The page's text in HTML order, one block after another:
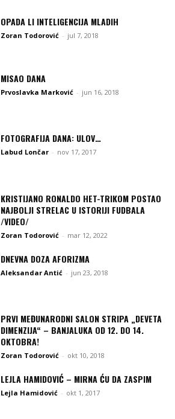
OPADA LI INTELIGENCIJA MLADIH
Zoran Todorović - jul 7, 2018
MISAO DANA
Prvoslavka Marković - jun 16, 2018
FOTOGRAFIJA DANA: ULOV…
Labud Lončar - nov 17, 2017
KRISTIJANO RONALDO HET-TRIKOM POSTAO
NAJBOLJI STRELAC U ISTORIJI FUDBALA
/VIDEO/
Zoran Todorović - mar 12, 2022
DNEVNA DOZA AFORIZMA
Aleksandar Antić - jun 23, 2018
PRVI MEĐUNARODNI SALON STRIPA „DEVETA
DIMENZIJA“ – BANJALUKA OD 12. DO 14.
OKTOBRA!
Zoran Todorović - okt 10, 2018
LEJLA HAMIDOVIĆ – MIRNA ĆU DA ZASPIM
Lejla Hamidović - okt 1, 2017